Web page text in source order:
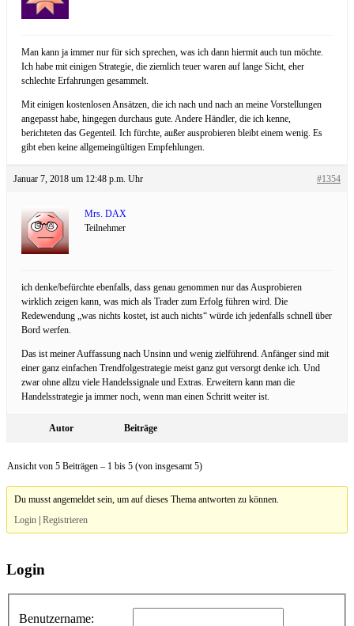
Man kann ja immer nur für sich sprechen, was ich dann hiermit auch tun möchte.
Ich habe mit einigen Strategie, die ziemlich teuer waren auf lange Sicht, eher
schlechte Erfahrungen gesammelt.
Mit einigen kostenlosen Ansätzen, die ich nach und nach an meine Vorstellungen
angepasst habe, hingegen durchaus gute. Andere Händler, die ich kenne,
berichteten das Gegenteil. Ich fürchte, außer ausprobieren bleibt einem wenig. Es
gibt eben keine allgemeingültigen Empfehlungen.
Januar 7, 2018 um 12:48 p.m. Uhr #1354
Mrs. DAX
Teilnehmer
ich denke/befürchte ebenfalls, dass genau genommen nur das Ausprobieren
wirklich zeigen kann, was mich als Trader zum Erfolg führen wird. Die
Redewendung „was nichts kostet, ist auch nichts“ würde ich jedenfalls schnell über
Bord werfen.
Das ist meiner Auffassung nach Unsinn und wenig zielführend. Anfänger sind mit
einer ganz einfachen Trendfolgestrategie meist ganz gut versorgt denke ich. Und
zwar ohne allzu viele Handelssignale und Extras. Erweitern kann man die
Handelsstrategie ja immer noch, wenn man einen Schritt weiter ist.
Autor Beiträge
Ansicht von 5 Beiträgen – 1 bis 5 (von insgesamt 5)
Du musst angemeldet sein, um auf dieses Thema antworten zu können.
Login |Registrieren
Login
Benutzername: